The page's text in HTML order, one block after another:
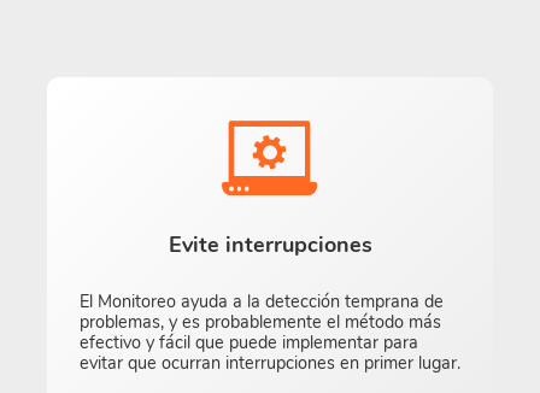
Evite interrupciones
El Monitoreo ayuda a la detección temprana de
problemas, y es probablemente el método más
efectivo y fácil que puede implementar para
evitar que ocurran interrupciones en primer lugar.